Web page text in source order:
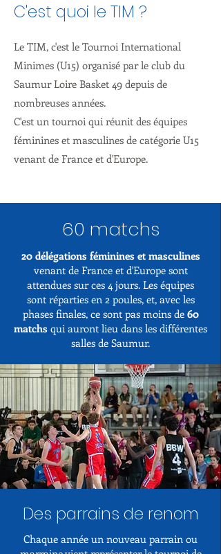
C'est quoi le TIM ?
Le TIM, c'est le Tournoi International
Minimes (U15) organisé par le club du
Saumur Loire Basket 49 depuis de
nombreuses années.
C'est un tournoi qui réunit des équipes
féminines et masculines de catégorie U15
venant de France et d'Europe.
60 matchs
20 délégations féminines et masculines
venant de France et d'Europe sont
attendues sur ces 4 jours. Les équipes
sont réparties en 2 poules, et, avec les
phases finales, ce sont pas moins de 60
matchs qui auront lieu dans les différentes
salles de Saumur.
Des parrains de renom
Chaque année un nouveau parrain ou